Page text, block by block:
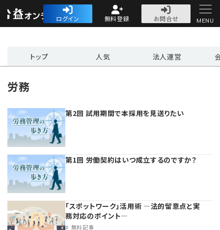
公益・一般法人オ
ログイン 無料登録
お問合せ
人気記事
法人運営
法人運営
理事会
評議員会・社員総会
会計・税務
会計・税務
定期提出書類
労務
労務
MENU
トップ 人気 法人運営
労務
第2回 試用期間で本採用を見送りたい
第1回 労働契約はいつ成立するのですか？
「スポットワーク」活用術 ―法的留意点と実
務対応のポイント―
無料記事